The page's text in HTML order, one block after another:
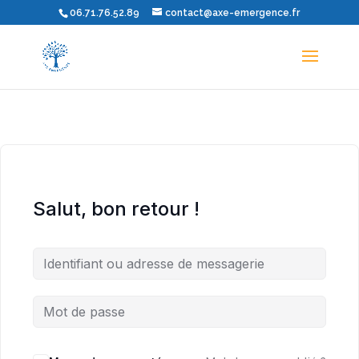
06.71.76.52.89 contact@axe-emergence.fr
Salut, bon retour !